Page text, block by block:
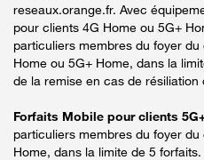
reseaux.orange.fr. Avec
pour clients 4G Home ou 5G+
particuliers membres du foyer
Home ou 5G+ Home, dans la
de la remise en cas de résiliation
Forfaits Mobile pour clients
particuliers membres du foyer
Home, dans la limite de 5